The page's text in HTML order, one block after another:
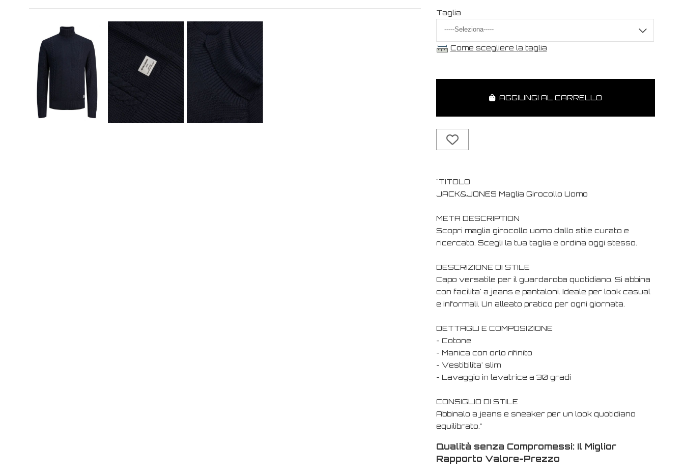
Taglia
Come scegliere la taglia
AGGIUNGI AL CARRELLO
"TITOLO
JACK&JONES Maglia Girocollo Uomo
META DESCRIPTION
Scopri maglia girocollo uomo dallo stile curato e
ricercato. Scegli la tua taglia e ordina oggi stesso.
DESCRIZIONE DI STILE
Capo versatile per il guardaroba quotidiano. Si abbina
con facilita' a jeans e pantaloni. Ideale per look casual
e informali. Un alleato pratico per ogni giornata.
DETTAGLI E COMPOSIZIONE
- Cotone
- Manica con orlo rifinito
- Vestibilita' slim
- Lavaggio in lavatrice a 30 gradi
CONSIGLIO DI STILE
Abbinalo a jeans e sneaker per un look quotidiano
equilibrato."
Qualità senza Compromessi: Il Miglior
Rapporto Valore-Prezzo